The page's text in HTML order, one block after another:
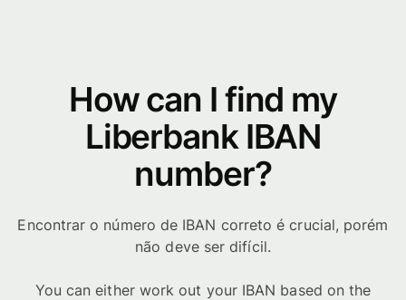
How can I find my
Liberbank IBAN
number?
Encontrar o número de IBAN correto é crucial, porém
não deve ser difícil.
You can either work out your IBAN based on the